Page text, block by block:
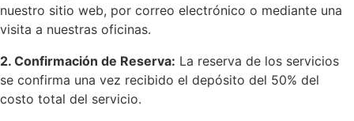
nuestro sitio web, por correo electrónico o mediante una
visita a nuestras oficinas.
2. Confirmación de Reserva: La reserva de los servicios
se confirma una vez recibido el depósito del 50% del
costo total del servicio.